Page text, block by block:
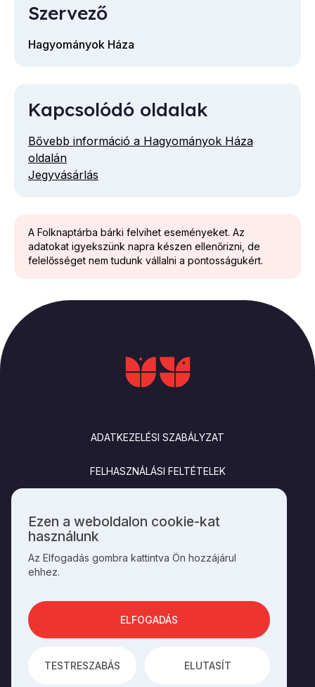
A Folknaptárba bárki felvihet eseményeket. Az
adatokat igyekszünk napra készen ellenőrizni, de
felelősséget nem tudunk vállalni a pontosságukért.
Szervező
Hagyományok Háza
Kapcsolódó oldalak
Bővebb információ a Hagyományok Háza
oldalán
Jegyvásárlás
ADATKEZELÉSI SZABÁLYZAT
FELHASZNÁLÁSI FELTÉTELEK
SOCIALS
AZINTEGRAL VISION FEJLESZTETTE
Személyes
adatok
és
cookie-
használata
Ezen a weboldalon cookie-kat
használunk
Az Elfogadás gombra kattintva Ön hozzájárul
ehhez.
TESTRESZABÁS ELUTASÍT
ELFOGADÁS